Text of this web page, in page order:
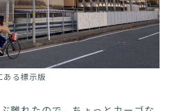
ある標示版